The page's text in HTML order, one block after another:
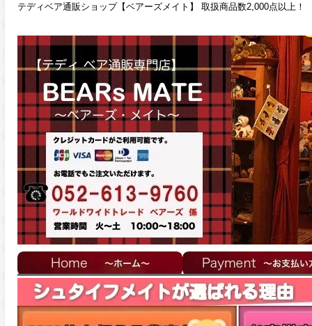
テディベア通販ショップ【ベアーズメイト】 取扱商品数2,000点以上！